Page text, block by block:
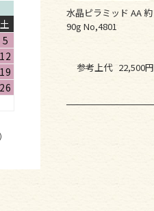
水晶ピラミッド AA 約
90g No,4801
参考上代 22,500円
土
5
12
19
26